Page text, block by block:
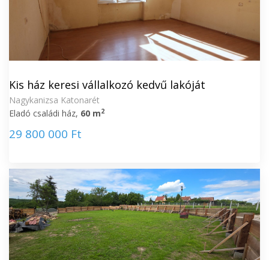
Kis ház keresi vállalkozó kedvű lakóját
Nagykanizsa Katonarét
Eladó családi ház, 60 m2
29 800 000 Ft